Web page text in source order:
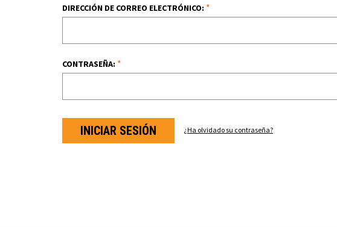
DIRECCIÓN DE CORREO ELECTRÓNICO: *
CONTRASEÑA: *
¿Ha olvidado su contraseña?